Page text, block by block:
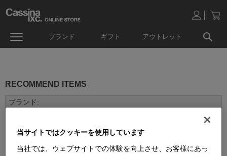
ブランド ギフト アウトレット
RECOMMEND ITEMS
当サイトではクッキーを使用しています
当社では、ウェブサイトでの体験を向上させ、お客様にあっ